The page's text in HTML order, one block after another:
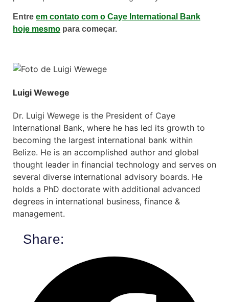
Entre em contato com o Caye International Bank
hoje mesmo para começar.
Luigi Wewege
Dr. Luigi Wewege is the President of Caye
International Bank, where he has led its growth to
becoming the largest international bank within
Belize. He is an accomplished author and global
thought leader in financial technology and serves on
several diverse international advisory boards. He
holds a PhD doctorate with additional advanced
degrees in international business, finance &
management.
Share: